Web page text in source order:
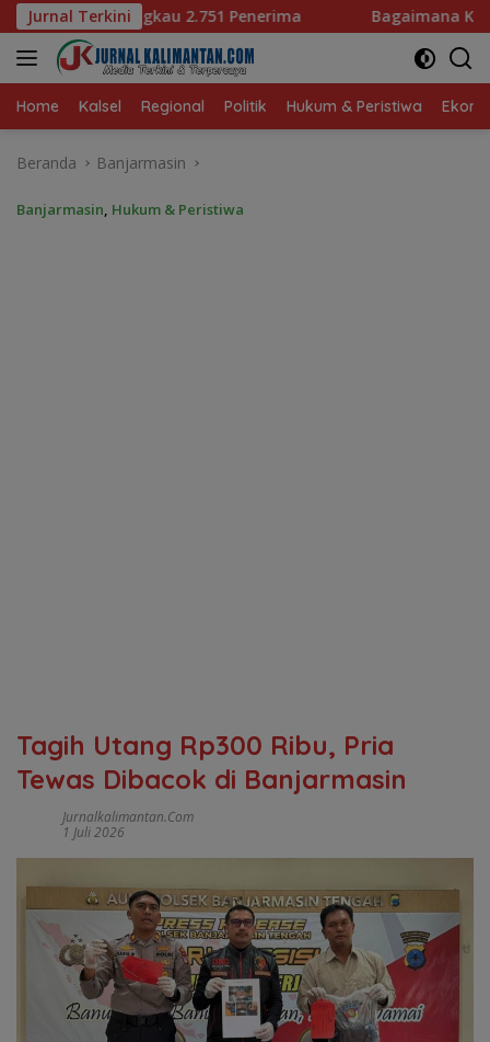
Langsung
ke
konten
Jurnal Terkini
Penerima Bagaimana KIP Hadapi Deepfake dan
Home Kalsel Regional Politik Hukum & Peristiwa
Beranda Banjarmasin
Banjarmasin, Hukum & Peristiwa
Tagih Utang Rp300 Ribu, Pria
Tewas Dibacok di Banjarmasin
Jurnalkalimantan.com
1 Juli 2026